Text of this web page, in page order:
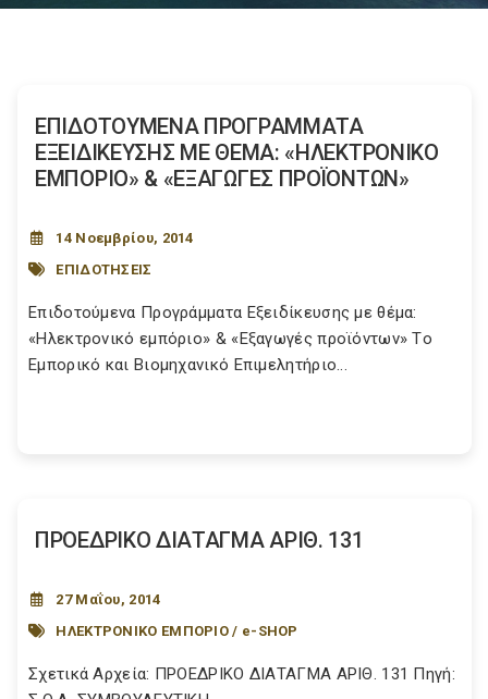
ΕΠΙΔΟΤΟΥΜΕΝΑ ΠΡΟΓΡΑΜΜΑΤΑ
ΕΞΕΙΔΙΚΕΥΣΗΣ ΜΕ ΘΕΜΑ: «ΗΛΕΚΤΡΟΝΙΚΟ
ΕΜΠΟΡΙΟ» & «ΕΞΑΓΩΓΕΣ ΠΡΟΪΟΝΤΩΝ»
14 Νοεμβρίου, 2014
ΕΠΙΔΟΤΗΣΕΙΣ
Επιδοτούμενα Προγράμματα Εξειδίκευσης με θέμα:
«Ηλεκτρονικό εμπόριο» & «Εξαγωγές προϊόντων» Tο
Εμπορικό και Βιομηχανικό Επιμελητήριο...
ΠΡΟΕΔΡΙΚΟ ΔΙΑΤΑΓΜΑ ΑΡΙΘ. 131
27 Μαΐου, 2014
ΗΛΕΚΤΡΟΝΙΚΟ ΕΜΠΟΡΙΟ / e-SHOP
Σχετικά Αρχεία: ΠΡΟΕΔΡΙΚΟ ΔΙΑΤΑΓΜΑ ΑΡΙΘ. 131 Πηγή: